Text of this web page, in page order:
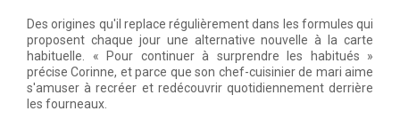
Des origines qu'il replace régulièrement dans les formules qui
proposent chaque jour une alternative nouvelle à la carte
habituelle. « Pour continuer à surprendre les habitués »
précise Corinne, et parce que son chef-cuisinier de mari aime
s'amuser à recréer et redécouvrir quotidiennement derrière
les fourneaux.